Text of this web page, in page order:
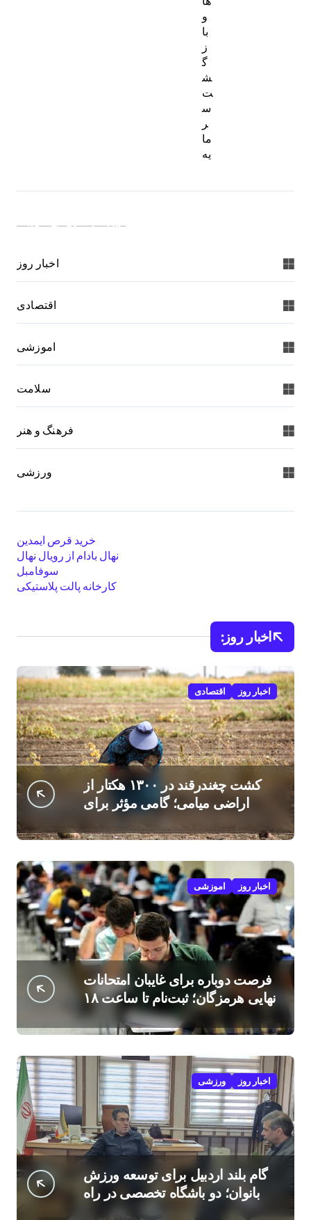
و
با
ز
گ
ش
ت
س
ر
ما
یه
دسته بندی خبرها:
اخبار روز
اقتصادی
اموزشی
سلامت
فرهنگ و هنر
ورزشی
خرید قرص ایمدین
نهال بادام از رویال نهال
سوفامبل
کارخانه پالت پلاستیکی
اخبار روز:
اخبار روز اقتصادی
کشت چغندرقند در ۱۳۰۰ هکتار از
اراضی میامی؛ گامی مؤثر برای
افزایش درآمد کشاورزان
اخبار روز اموزشی
فرصت دوباره برای غایبان امتحانات
نهایی هرمزگان؛ ثبت‌نام تا ساعت ۱۸
امروز
اخبار روز ورزشی
گام بلند اردبیل برای توسعه ورزش
بانوان؛ دو باشگاه تخصصی در راه
است